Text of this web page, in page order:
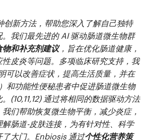
创新方法，帮助您深入了解自己独特
我们最先进的 AI 驱动肠道微生物群
物和补充剂建议，旨在优化肠道健康，
性皮炎等问题。多项临床研究支持，我
可以改善症状，提高生活质量，并在
和功能性便秘患者中促进肠道微生物
(10,11,12) 通过将相同的数据驱动方法
们帮助恢复微生物平衡，减少炎症，
解肠道-皮肤连接，为有针对性、科学
了大门。Enbiosis 通过个性化营养策